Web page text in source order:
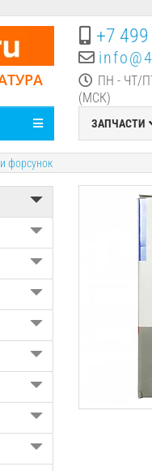
+7
ПН - ЧТ/
(МСК)
ЗАПЧАСТИ
форсунок